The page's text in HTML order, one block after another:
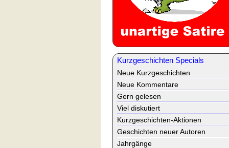
Kurzgeschichten Specials
Neue Kurzgeschichten
Neue Kommentare
Gern gelesen
Viel diskutiert
Kurzgeschichten-Aktionen
Geschichten neuer Autoren
Jahrgänge